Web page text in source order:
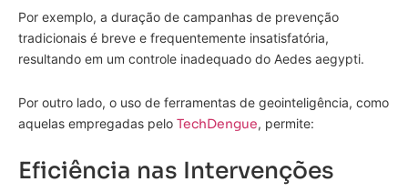
Por exemplo, a duração de campanhas de prevenção
tradicionais é breve e frequentemente insatisfatória,
resultando em um controle inadequado do Aedes aegypti.
Por outro lado, o uso de ferramentas de geointeligência, como
aquelas empregadas pelo TechDengue, permite:
Eficiência nas Intervenções